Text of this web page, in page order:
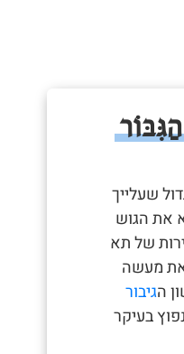
שעלייך
את הגוש
של תא
מעשה
הגיבור
בעיקר